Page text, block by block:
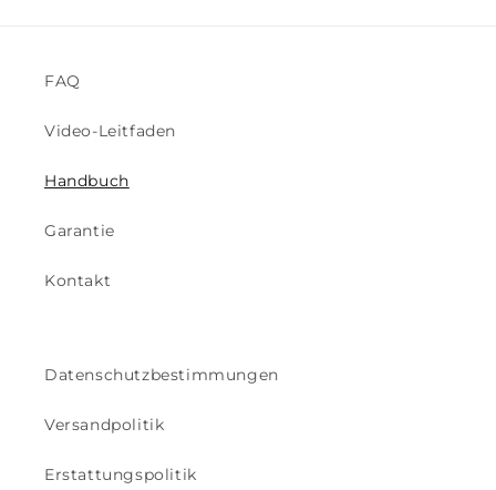
FAQ
Video-Leitfaden
Handbuch
Garantie
Kontakt
Datenschutzbestimmungen
Versandpolitik
Erstattungspolitik